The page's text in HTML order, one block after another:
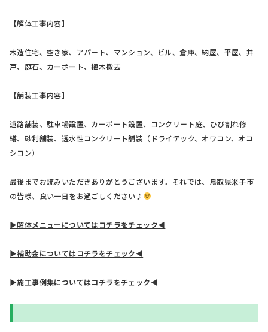
【解体工事内容】
木造住宅、空き家、アパート、マンション、ビル、倉庫、納屋、平屋、井
戸、庭石、カーポート、植木撤去
【舗装工事内容】
道路舗装、駐車場設置、カーポート設置、コンクリート庭、ひび割れ修
繕、砂利舗装、透水性コンクリート舗装（ドライテック、オワコン、オコ
シコン）
最後までお読みいただきありがとうございます。それでは、鳥取県米子市
の皆様、良い一日をお過ごしください♪
▶解体メニューについてはコチラをチェック◀
▶補助金についてはコチラをチェック◀
▶施工事例集についてはコチラをチェック◀